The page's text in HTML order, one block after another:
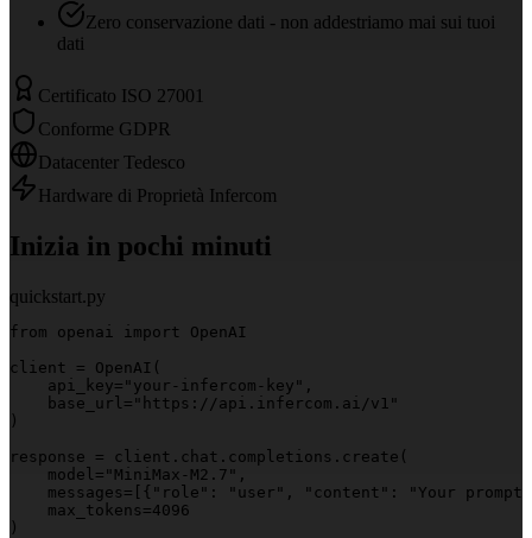
Zero conservazione dati - non addestriamo mai sui tuoi
dati
Certificato ISO 27001
Conforme GDPR
Datacenter Tedesco
Hardware di Proprietà Infercom
Inizia in pochi minuti
quickstart.py
from openai import OpenAI
client = OpenAI(
    api_key="your-infercom-key",
    base_url="https://api.infercom.ai/v1"
)
response = client.chat.completions.create(
    model="MiniMax-M2.7",
messages=[{"role": "user", "content": "Your prompt
    max_tokens=4096
)